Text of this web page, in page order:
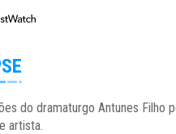
do dramaturgo Antunes Filho
artista.